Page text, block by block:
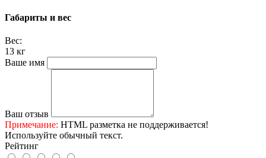
Габариты и вес
Вес:
13 кг
Ваше имя
Ваш отзыв
Примечание: HTML разметка не поддерживается!
Используйте обычный текст.
Рейтинг